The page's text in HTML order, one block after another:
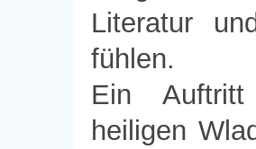
Literatur
fühlen.
Ein
heiligen